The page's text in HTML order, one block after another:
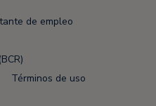
e
F
de empleo
Términos de uso